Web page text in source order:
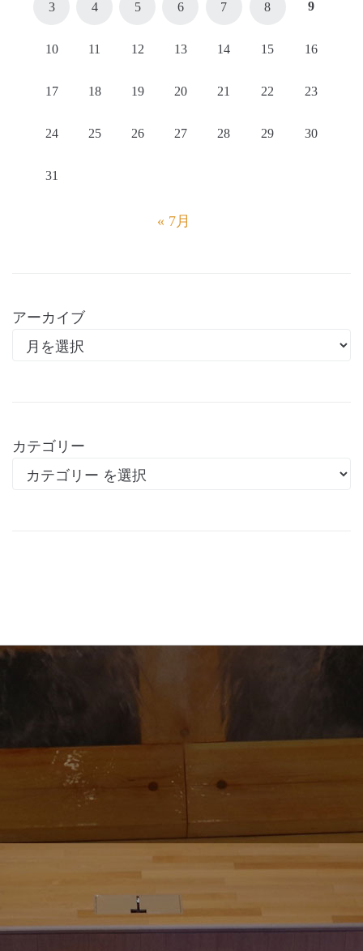
3 4 5 6 7 8 9
10 11 12 13 14 15 16
17 18 19 20 21 22 23
24 25 26 27 28 29 30
31
« 7月
アーカイブ
カテゴリー